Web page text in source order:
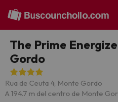
The Prime
Gordo
Rua de Ceuta 4, Monte Gordo
A 194.7 m del centro de Monte